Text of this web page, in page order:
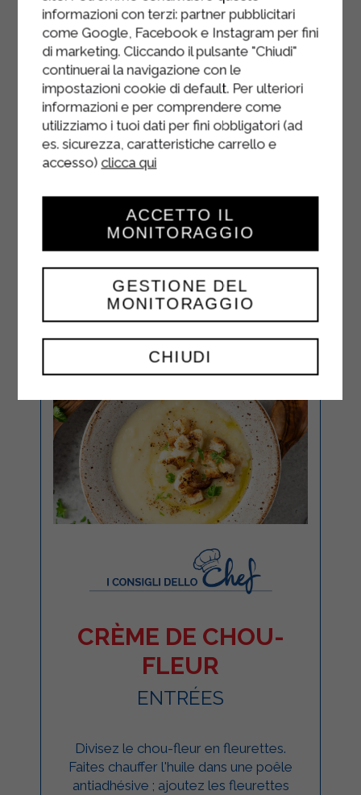
complètement cuit.
Une fois le riz cuit, ajoutez le
mascarpone Sterilgarda et mélangez.
Laissez reposer quelques minutes
et servez garni de quelques tranches
de fraises.
CRÈME DE CHOU-
FLEUR
ENTRÉES
Divisez le chou-fleur en fleurettes.
Faites chauffer l'huile dans une poêle
antiadhésive ; ajoutez les fleurettes
informazioni con terzi: partner pubblicitari
come Google, Facebook e Instagram per fini
di marketing. Cliccando il pulsante "Chiudi"
continuerai la navigazione con le
impostazioni cookie di default. Per ulteriori
informazioni e per comprendere come
utilizziamo i tuoi dati per fini obbligatori (ad
es. sicurezza, caratteristiche carrello e
accesso) clicca qui
CHIUDI
GESTIONE DEL
MONITORAGGIO
ACCETTO IL
MONITORAGGIO